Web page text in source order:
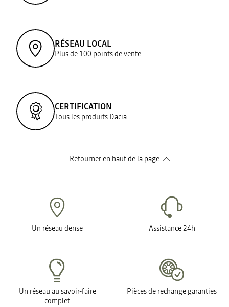
RÉSEAU LOCAL
Plus de 100 points de vente
CERTIFICATION
Tous les produits Dacia
Retourner en haut de la page
Un réseau dense Assistance 24h
Un réseau au savoir-faire
complet
Pièces de rechange garanties